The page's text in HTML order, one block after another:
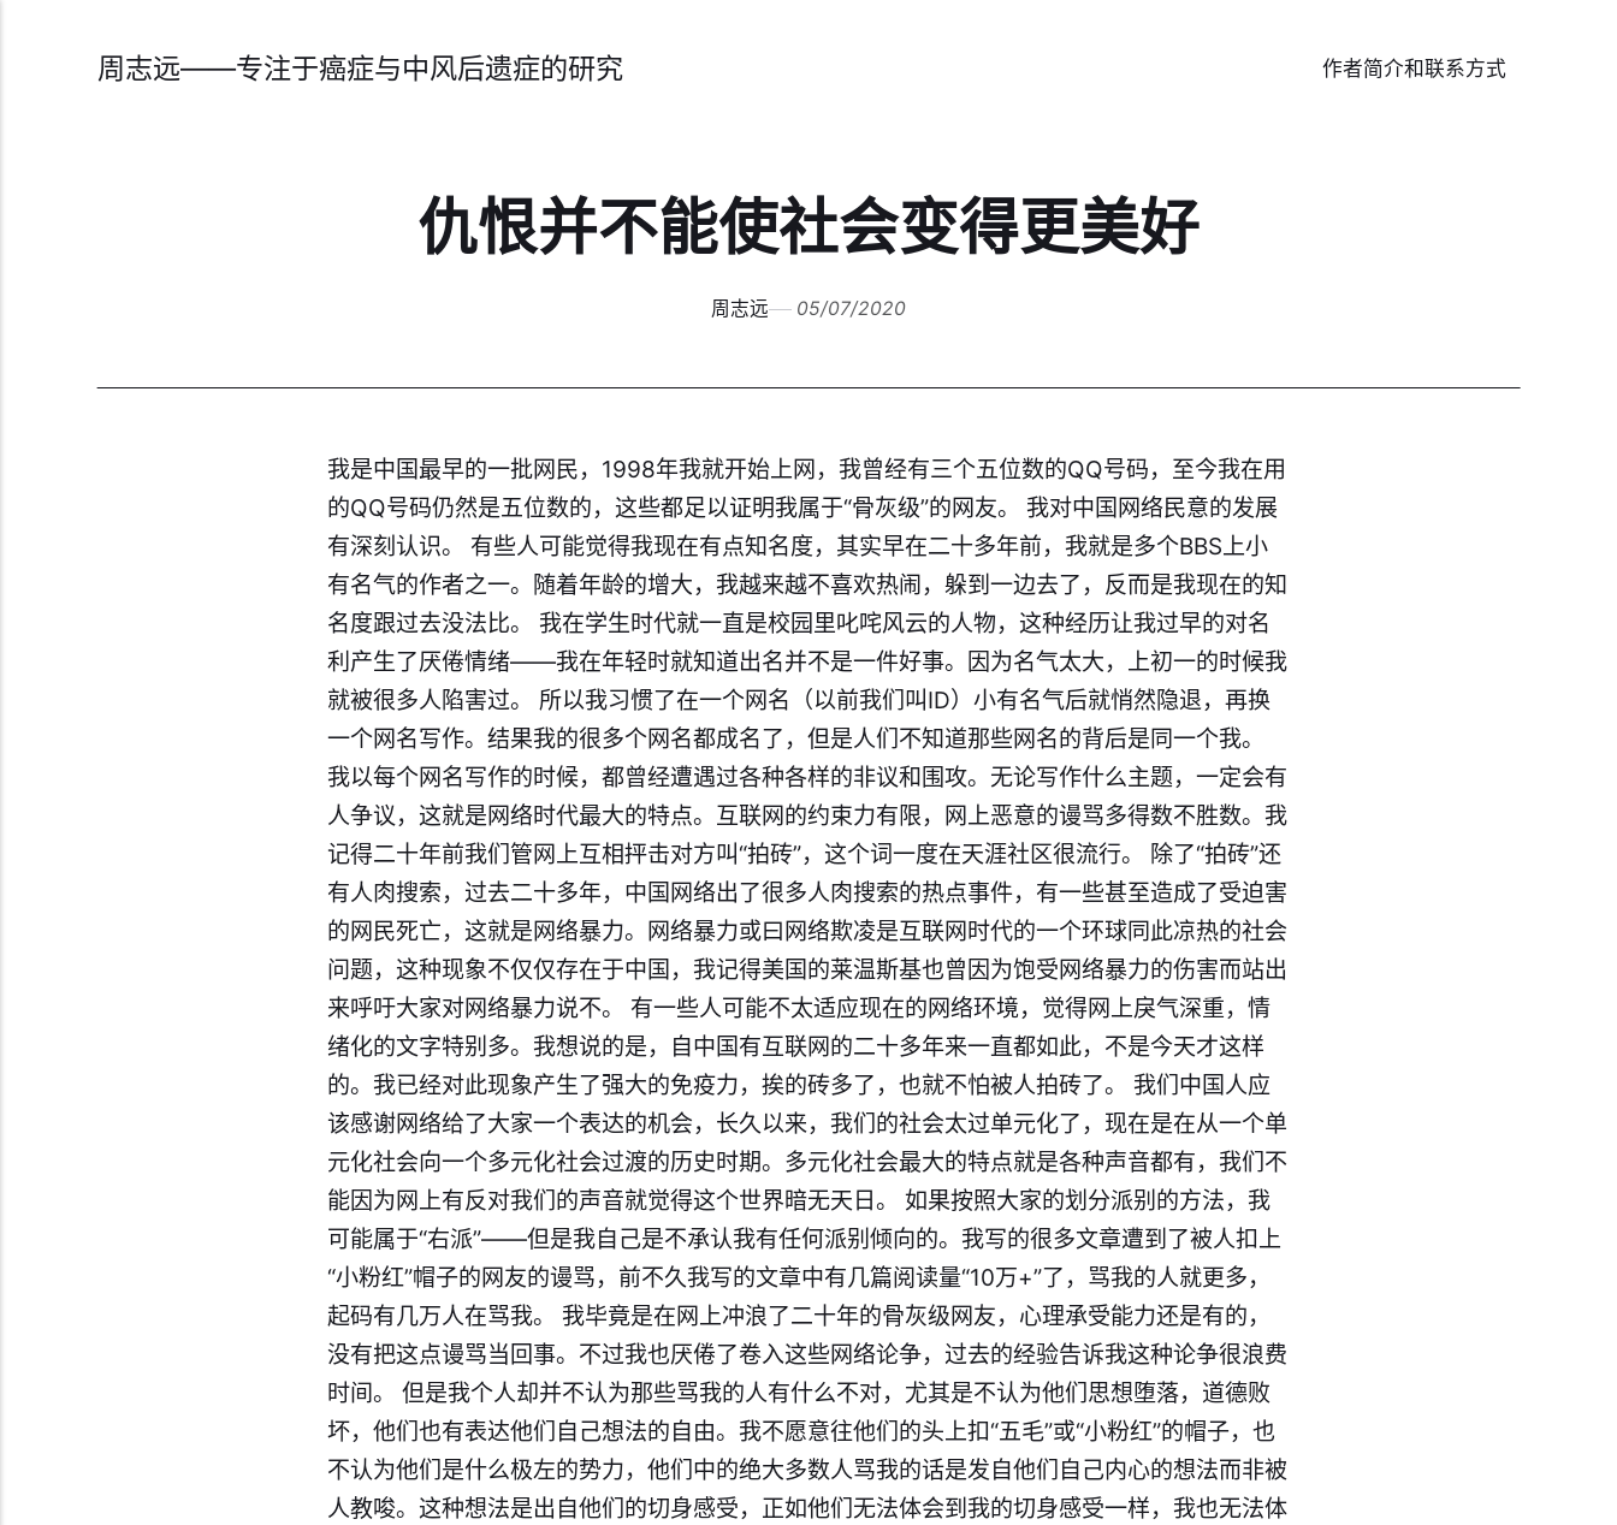
周志远——专注于癌症与中风后遗症的研究 作者简介和联系方式
仇恨并不能使社会变得更美好
周志远 05/07/2020
我是中国最早的一批网民，1998年我就开始上网，我曾经有三个五位数的QQ号码，至今我在用
的QQ号码仍然是五位数的，这些都足以证明我属于“骨灰级”的网友。 我对中国网络民意的发展
有深刻认识。 有些人可能觉得我现在有点知名度，其实早在二十多年前，我就是多个BBS上小
有名气的作者之一。随着年龄的增大，我越来越不喜欢热闹，躲到一边去了，反而是我现在的知
名度跟过去没法比。 我在学生时代就一直是校园里叱咤风云的人物，这种经历让我过早的对名
利产生了厌倦情绪——我在年轻时就知道出名并不是一件好事。因为名气太大，上初一的时候我
就被很多人陷害过。 所以我习惯了在一个网名（以前我们叫ID）小有名气后就悄然隐退，再换
一个网名写作。结果我的很多个网名都成名了，但是人们不知道那些网名的背后是同一个我。
我以每个网名写作的时候，都曾经遭遇过各种各样的非议和围攻。无论写作什么主题，一定会有
人争议，这就是网络时代最大的特点。互联网的约束力有限，网上恶意的谩骂多得数不胜数。我
记得二十年前我们管网上互相抨击对方叫“拍砖”，这个词一度在天涯社区很流行。 除了“拍砖”还
有人肉搜索，过去二十多年，中国网络出了很多人肉搜索的热点事件，有一些甚至造成了受迫害
的网民死亡，这就是网络暴力。网络暴力或曰网络欺凌是互联网时代的一个环球同此凉热的社会
问题，这种现象不仅仅存在于中国，我记得美国的莱温斯基也曾因为饱受网络暴力的伤害而站出
来呼吁大家对网络暴力说不。 有一些人可能不太适应现在的网络环境，觉得网上戾气深重，情
绪化的文字特别多。我想说的是，自中国有互联网的二十多年来一直都如此，不是今天才这样
的。我已经对此现象产生了强大的免疫力，挨的砖多了，也就不怕被人拍砖了。 我们中国人应
该感谢网络给了大家一个表达的机会，长久以来，我们的社会太过单元化了，现在是在从一个单
元化社会向一个多元化社会过渡的历史时期。多元化社会最大的特点就是各种声音都有，我们不
能因为网上有反对我们的声音就觉得这个世界暗无天日。 如果按照大家的划分派别的方法，我
可能属于“右派”——但是我自己是不承认我有任何派别倾向的。我写的很多文章遭到了被人扣上
“小粉红”帽子的网友的谩骂，前不久我写的文章中有几篇阅读量“10万+”了，骂我的人就更多，
起码有几万人在骂我。 我毕竟是在网上冲浪了二十年的骨灰级网友，心理承受能力还是有的，
没有把这点谩骂当回事。不过我也厌倦了卷入这些网络论争，过去的经验告诉我这种论争很浪费
时间。 但是我个人却并不认为那些骂我的人有什么不对，尤其是不认为他们思想堕落，道德败
坏，他们也有表达他们自己想法的自由。我不愿意往他们的头上扣“五毛”或“小粉红”的帽子，也
不认为他们是什么极左的势力，他们中的绝大多数人骂我的话是发自他们自己内心的想法而非被
人教唆。这种想法是出自他们的切身感受，正如他们无法体会到我的切身感受一样，我也无法体